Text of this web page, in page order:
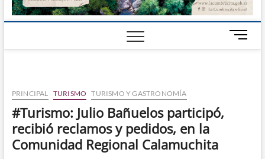
B
o
PRINCIPAL TURISMO TURISMO Y GASTRONOMÍA
#Turismo: Julio Bañuelos participó,
recibió reclamos y pedidos, en la
Comunidad Regional Calamuchita